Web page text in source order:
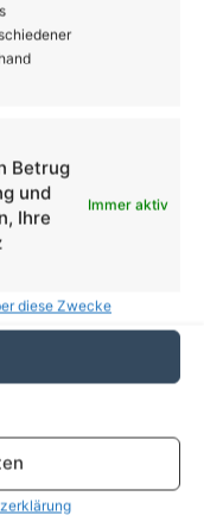
Betrug
und
Ihre
Immer aktiv
diese Zwecke
- 14º
Mo. Di.
28.006
Bernau